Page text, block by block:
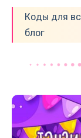
Коды для
блог